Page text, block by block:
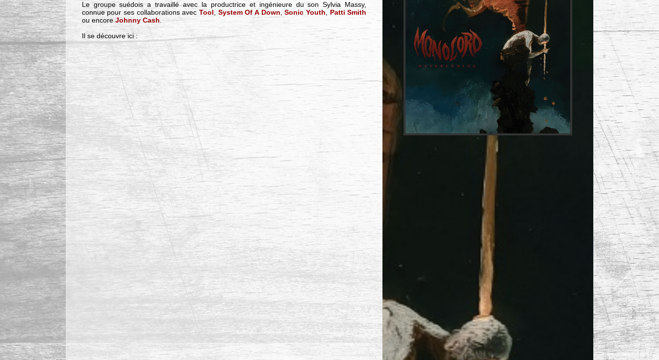
Le groupe suédois a travaillé avec la productrice et ingénieure du son Sylvia Massy,
connue pour ses collaborations avec Tool, System Of A Down,Sonic Youth, Patti Smith
ou encore Johnny Cash.
Il se découvre ici :